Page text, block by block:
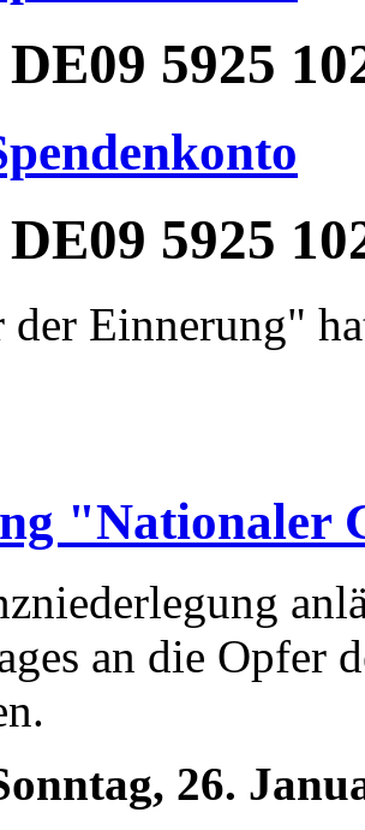
5925
5925
der Einnerung"
"Nationaler
an die Opfer
26.